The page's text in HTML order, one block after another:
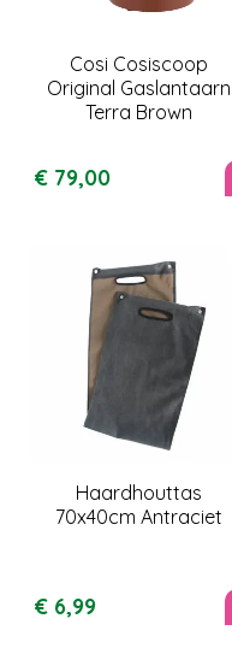
Cosi Cosiscoop
Original Gaslantaarn
Terra Brown
€ 79,00
Haardhouttas
70x40cm Antraciet
€ 6,99